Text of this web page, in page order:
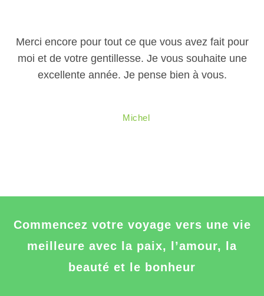
Merci encore pour tout ce que vous avez fait pour
moi et de votre gentillesse. Je vous souhaite une
excellente année. Je pense bien à vous.
Michel
Commencez votre voyage vers une vie
meilleure avec la paix, l’amour, la
beauté et le bonheur